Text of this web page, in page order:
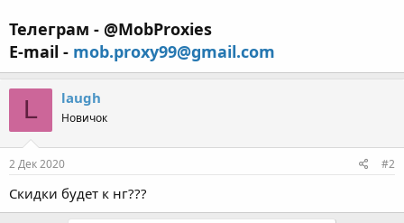
Телеграм - @MobProxies
E-mail - mob.proxy99@gmail.com
L laugh
Новичок
2 Дек 2020 #2
Скидки будет к нг???